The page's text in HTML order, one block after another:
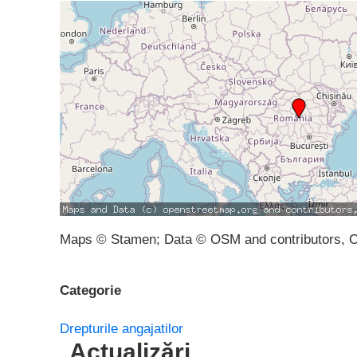
Maps © Stamen; Data © OSM and contributors,
Categorie
Drepturile angajatilor
Actualizări